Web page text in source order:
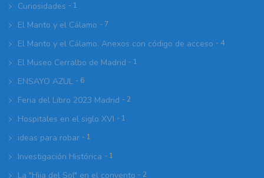
Curiosidades - 1
El Manto y el Cálamo - 7
El Manto y el Cálamo. Anexos con código de acceso - 4
El Museo Cerralbo de Madrid - 1
ENSAYO AZUL - 6
Feria del Libro 2023 Madrid - 2
Hospitales en el siglo XVI - 1
ideas para robar - 1
Investigación Histórica - 1
La "Hija del Sol" en el convento - 2